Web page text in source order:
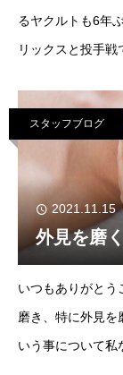
るヤクルトも6年
リックスと投手戦
が、、、最近お客
スタッフブログ
2021.11.15
外見を磨
いつもありがとう
磨き、特に外見を
いう事について私